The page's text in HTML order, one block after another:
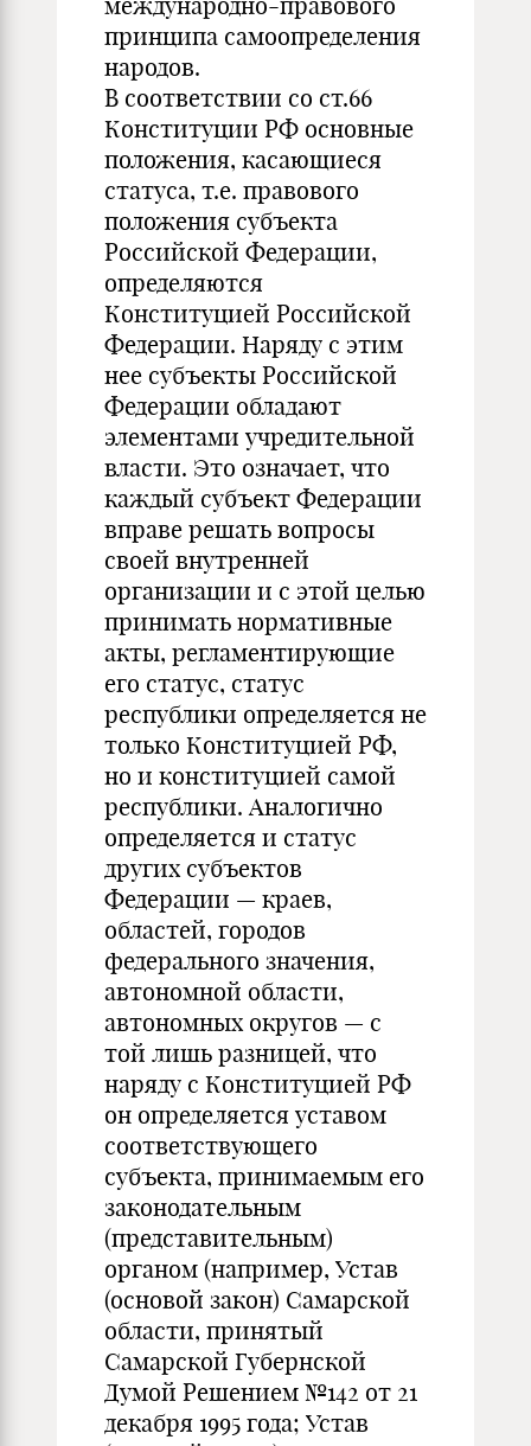
принципа самоопределения
народов.
В соответствии со ст.66
Конституции РФ основные
положения, касающиеся
статуса, т.е. правового
положения субъекта
Российской Федерации,
определяются
Конституцией Российской
Федерации. Наряду с этим
нее субъекты Российской
Федерации обладают
элементами учредительной
власти. Это означает, что
каждый субъект Федерации
вправе решать вопросы
своей внутренней
организации и с этой целью
принимать нормативные
акты, регламентирующие
его статус, статус
республики определяется не
только Конституцией РФ,
но и конституцией самой
республики. Аналогично
определяется и статус
других субъектов
Федерации — краев,
областей, городов
федерального значения,
автономной области,
автономных округов — с
той лишь разницей, что
наряду с Конституцией РФ
он определяется уставом
соответствующего
субъекта, принимаемым его
законодательным
(представительным)
органом (например, Устав
(основой закон) Самарской
области, принятый
Самарской Губернской
Думой Решением №142 от 21
декабря 1995 года; Устав